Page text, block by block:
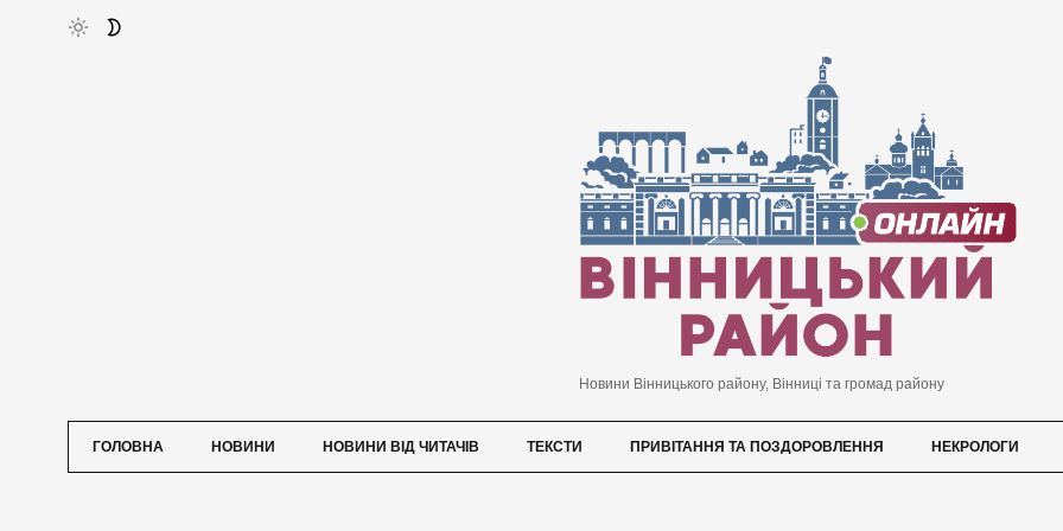
Новини Вінницького району, Вінниці та громад району
ГОЛОВНА НОВИНИ НОВИНИ ВІД ЧИТАЧІВ ТЕКСТИ ПРИВІТАННЯ ТА ПОЗДОРОВЛЕННЯ НЕКРОЛОГИ